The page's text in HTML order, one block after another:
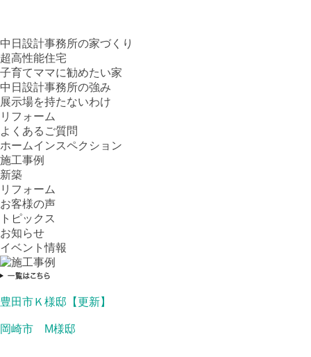
中日設計事務所の家づくり
超高性能住宅
子育てママに勧めたい家
中日設計事務所の強み
展示場を持たないわけ
リフォーム
よくあるご質問
ホームインスペクション
施工事例
新築
リフォーム
お客様の声
トピックス
お知らせ
イベント情報
豊田市Ｋ様邸【更新】
岡崎市 M様邸